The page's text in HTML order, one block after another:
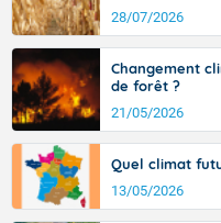
28/07/2026
Changement
de forêt ?
21/05/2026
Quel climat
13/05/2026